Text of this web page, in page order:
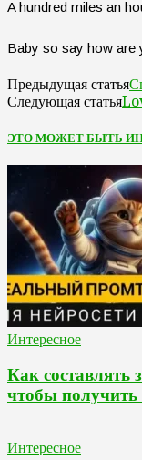
A hundred miles an
Baby so say how are
Предыдущая статья
Следующая статья
ЭТО МОЖЕТ БЫТЬ
Интересное
Как составлять
чтобы
Интересное